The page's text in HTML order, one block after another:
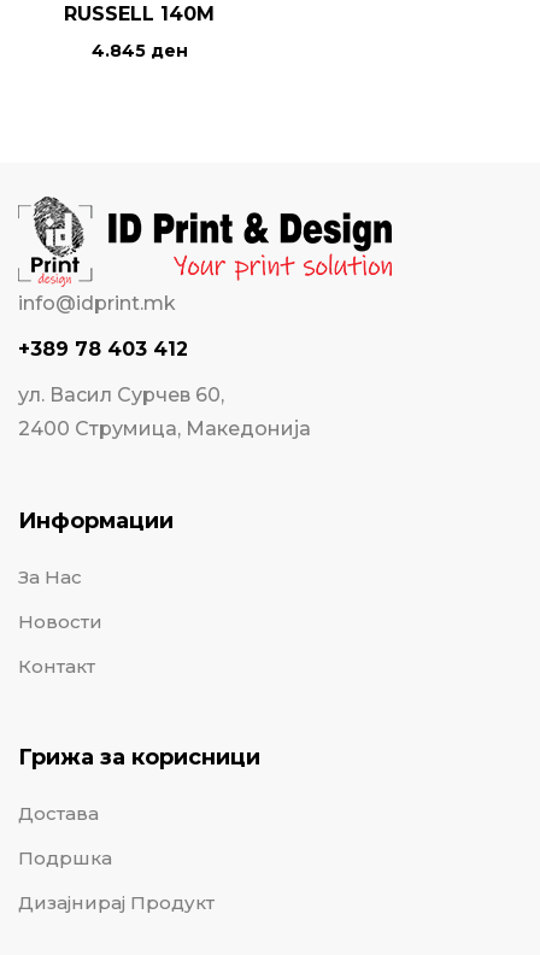
RUSSELL 140M
4.845 ден
info@idprint.mk
+389 78 403 412
ул. Васил Сурчев 60,
2400 Струмица, Македонија
Информации
За Нас
Новости
Контакт
Грижа за корисници
Достава
Подршка
Дизајнирај Продукт